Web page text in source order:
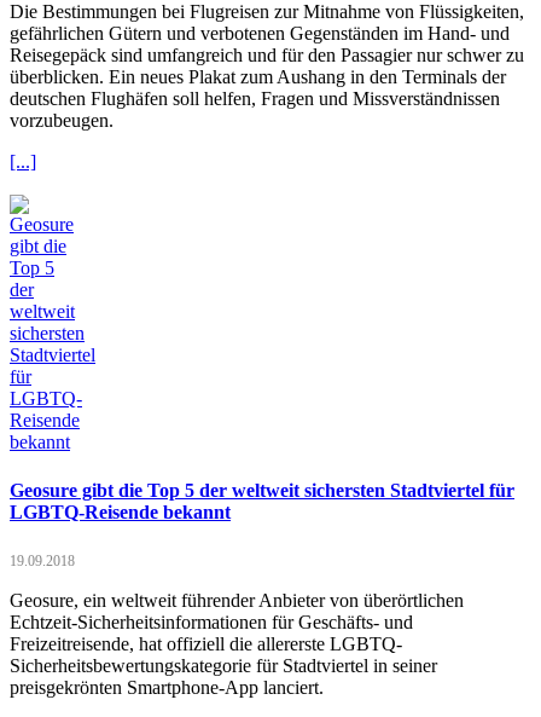
Die Bestimmungen bei Flugreisen zur Mitnahme von Flüssigkeiten,
gefährlichen Gütern und verbotenen Gegenständen im Hand- und
Reisegepäck sind umfangreich und für den Passagier nur schwer zu
überblicken. Ein neues Plakat zum Aushang in den Terminals der
deutschen Flughäfen soll helfen, Fragen und Missverständnissen
vorzubeugen.
[...]
Geosure gibt die Top 5 der weltweit sichersten Stadtviertel für
LGBTQ-Reisende bekannt
19.09.2018
Geosure, ein weltweit führender Anbieter von überörtlichen
Echtzeit-Sicherheitsinformationen für Geschäfts- und
Freizeitreisende, hat offiziell die allererste LGBTQ-
Sicherheitsbewertungskategorie für Stadtviertel in seiner
preisgekrönten Smartphone-App lanciert.